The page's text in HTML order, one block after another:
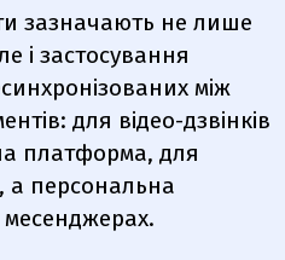
зазначають не лише
і застосування
між
для відео-дзвінків
платформа, для
а персональна